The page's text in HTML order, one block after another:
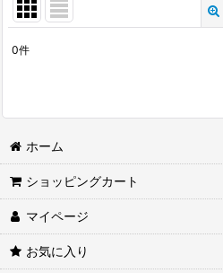
表示数
0件
ホーム
ショッピングカート
マイページ
お気に入り